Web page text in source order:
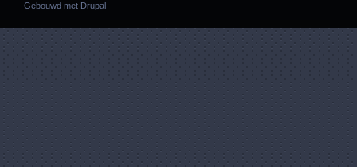
Gebouwd met Drupal